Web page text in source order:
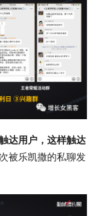
达用户，这样触达
被乐凯撒的私聊发